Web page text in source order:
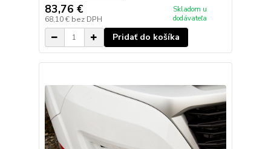
83,76 €
68,10 € bez DPH
Skladom u
dodávateľa
Pridať do košíka